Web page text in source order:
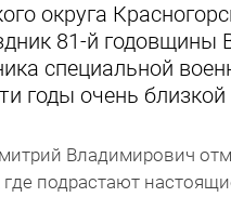
округа
81-й годовщины
специальной
годы очень близкой
Владимирович
подрастают